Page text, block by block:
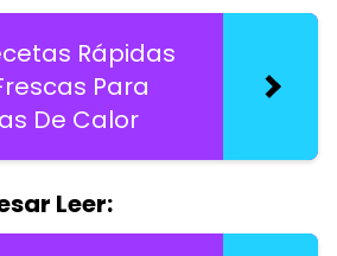
Rápidas
Para
De Calor
Leer: